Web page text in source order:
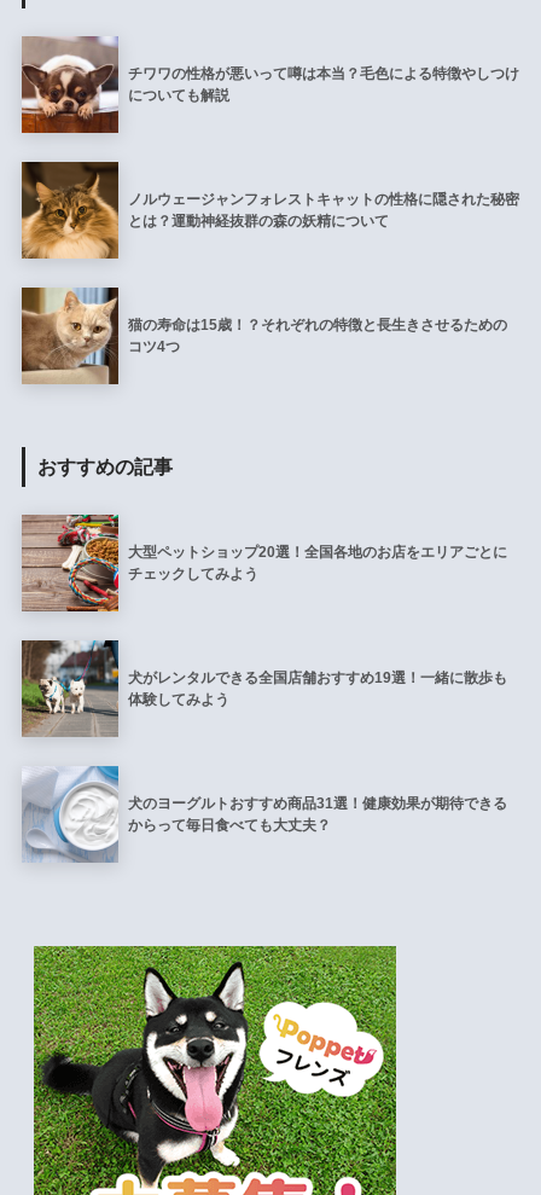
チワワの性格が悪いって噂は本当？毛色による特徴やしつけ
についても解説
ノルウェージャンフォレストキャットの性格に隠された秘密
とは？運動神経抜群の森の妖精について
猫の寿命は15歳！？それぞれの特徴と長生きさせるための
コツ4つ
おすすめの記事
大型ペットショップ20選！全国各地のお店をエリアごとに
チェックしてみよう
犬がレンタルできる全国店舗おすすめ19選！一緒に散歩も
体験してみよう
犬のヨーグルトおすすめ商品31選！健康効果が期待できる
からって毎日食べても大丈夫？